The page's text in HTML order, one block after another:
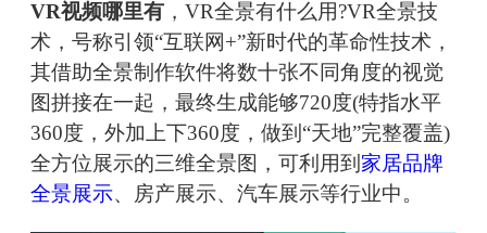
VR视频哪里有 ，VR全景有什么用?VR全景技
术，号称引领“互联网+”新时代的革命性技术，
其借助全景制作软件将数十张不同角度的视觉
图拼接在一起，最终生成能够720度(特指水平
360度，外加上下360度，做到“天地”完整覆盖)
全方位展示的三维全景图，可利用到 家居品牌
全景展示、房产展示、汽车展示等行业中。